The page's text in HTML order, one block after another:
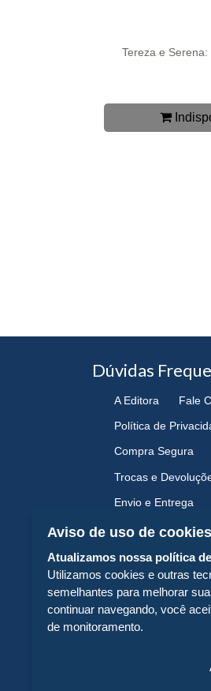
Tereza e
Dúvidas
A Editora Fale
Política de
Compra Segura
Trocas e
Envio e Entrega
Navegando e
CORTEZ EDITORA E
Aviso de uso de cookies
Atualizamos nossa política
Utilizamos cookies e outras
semelhantes para melhorar
continuar navegando, você
de monitoramento.